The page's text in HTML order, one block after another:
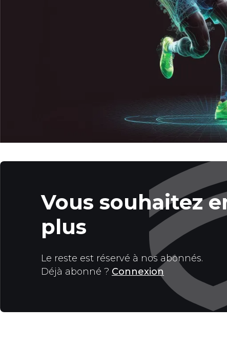
Vous souhaitez
plus
Le reste est réservé à nos abonnés.
Déjà abonné ? Connexion